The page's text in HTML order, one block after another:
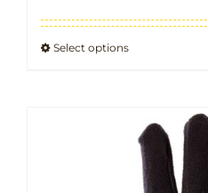
Select options